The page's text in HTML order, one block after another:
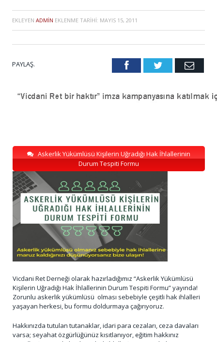
EKLEYEN ADMIN EKLENME TARIHI: MAYIS 15, 2011
PAYLAŞ. FacebookTwitter Email
Askerlik Yükümlüsü Kişilerin Uğradığı Hak İhlallerinin
Durum Tespiti Formu
Vicdani Ret Derneği olarak hazırladığımız “Askerlik Yükümlüsü
Kişilerin Uğradığı Hak İhlallerinin Durum Tespiti Formu” yayında!
Zorunlu askerlik yükümlüsü olması sebebiyle çeşitli hak ihlalleri
yaşayan herkesi, bu formu doldurmaya çağırıyoruz.
Hakkınızda tutulan tutanaklar, idari para cezaları, ceza davaları
varsa; seyahat özgürlüğünüz kısıtlanıyor, eğitim hakkınız